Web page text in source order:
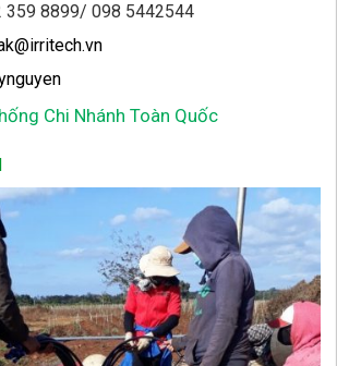
359 8899/ 098 5442544
Chi Nhánh Toàn Quốc